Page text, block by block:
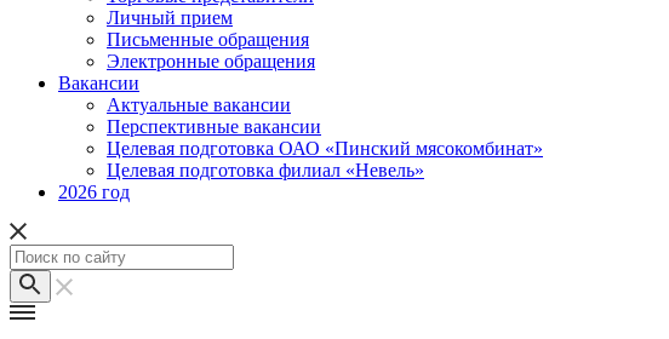
Личный прием
Письменные обращения
Электронные обращения
Вакансии
Актуальные вакансии
Перспективные вакансии
Целевая подготовка ОАО «Пинский мясокомбинат»
Целевая подготовка филиал «Невель»
2026 год